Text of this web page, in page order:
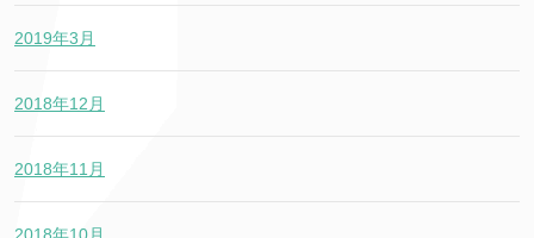
2019年3月
2018年12月
2018年11月